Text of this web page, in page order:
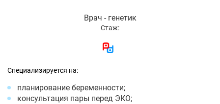
Врач - генетик
Стаж:
Специализируется на:
планирование беременности;
консультация пары перед ЭКО;